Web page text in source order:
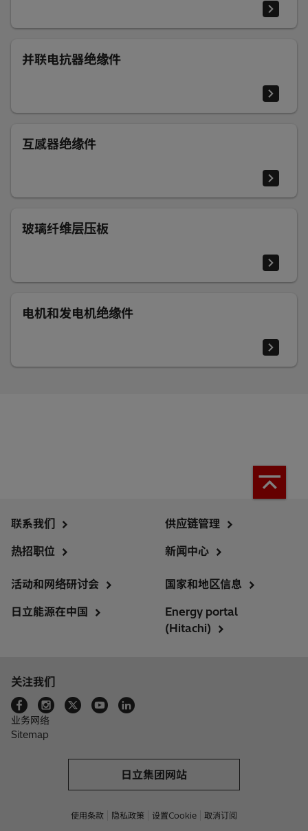
并联电抗器绝缘件
互感器绝缘件
玻璃纤维层压板
电机和发电机绝缘件
联系我们
热招职位
供应链管理
新闻中心
活动和网络研讨会
日立能源在中国
国家和地区信息
Energy portal
(Hitachi)
关注我们
业务网络
Sitemap
日立集团网站
使用条款 隐私政策 设置Cookie 取消订阅